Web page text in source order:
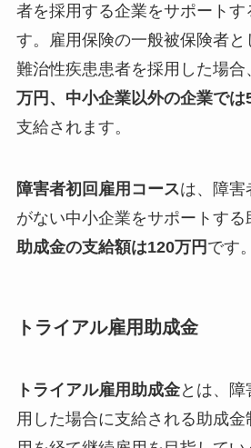
者を採用する企業をサポート
す。雇用保険の一般被保険者と
難治性疾患患者を採用した場合
万円、中小企業以外の企業で
支給されます。
障害者初回雇用コースは、障害
がない中小企業をサポートする
助成金の支給額は120万円 です。
トライアル雇用助成金
トライアル雇用助成金とは、障
用した場合に支給される助成